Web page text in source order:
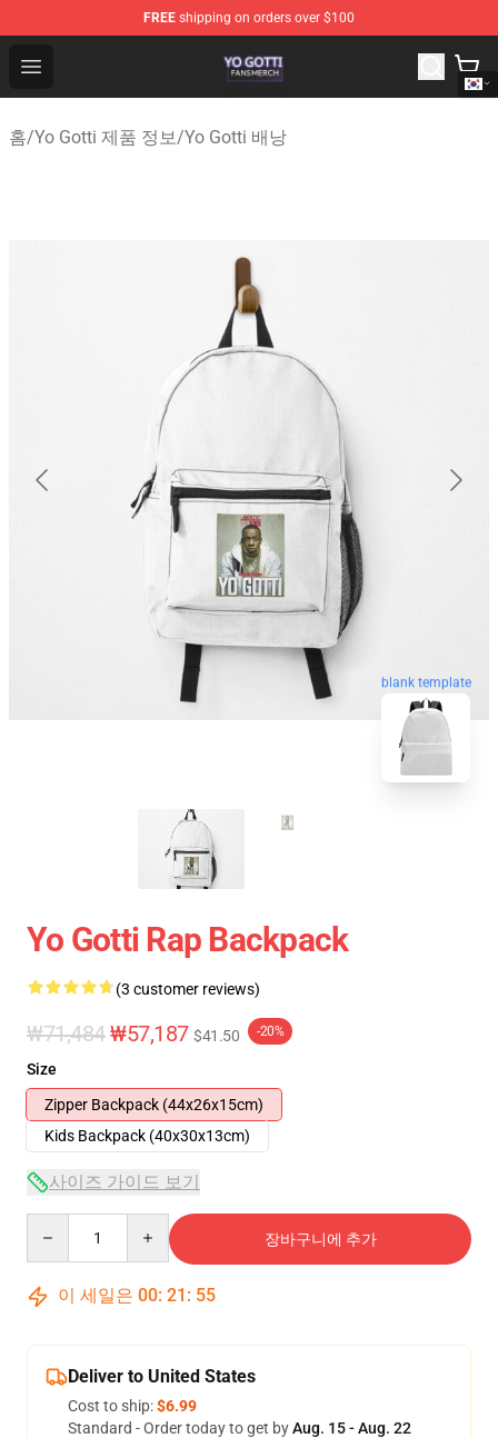
FREE shipping on orders over $100
Open menu
Yo Gotti Shop - Official Yo Gotti Merchandise Store
홈/Yo Gotti 제품 정보/Yo Gotti 배낭
blank template
Yo Gotti Rap Backpack
(3 customer reviews)
₩71,484₩57,187 $41.50 -20%
Size
Zipper Backpack (44x26x15cm)
Kids Backpack (40x30x13cm)
사이즈 가이드 보기
장바구니에 추가
이 세일은 00: 21 : 54
Deliver to United States
Cost to ship:$6.99
Standard - Order today to get byAug. 15 - Aug. 22